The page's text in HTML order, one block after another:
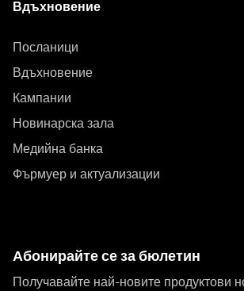
Вдъхновение
Посланици
Вдъхновение
Кампании
Новинарска зала
Медийна банка
Фърмуер и актуализации
Абонирайте се за бюлетин
Получавайте най-новите продуктови